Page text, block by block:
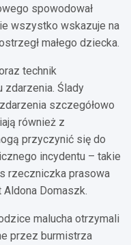
spowodował
wszystko wskazuje na
małego dziecka.
technik
zdarzenia. Ślady
szczegółowo
również z
przyczynić się do
incydentu – takie
rzeczniczka prasowa
Domaszk.
malucha otrzymali
przez burmistrza